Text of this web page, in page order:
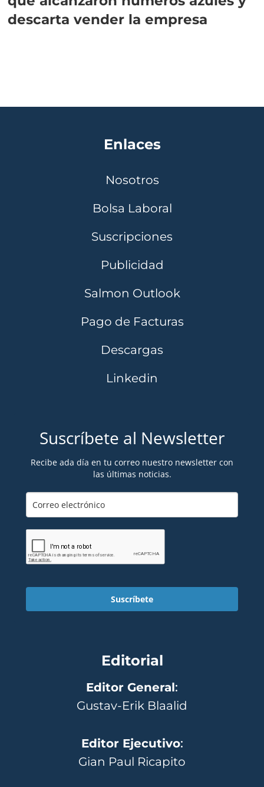
descarta vender la empresa
Enlaces
Nosotros
Bolsa Laboral
Suscripciones
Publicidad
Salmon Outlook
Pago de Facturas
Descargas
Linkedin
Suscríbete al Newsletter
Recibe ada día en tu correo nuestro newsletter con
las últimas noticias.
Suscríbete
Editorial
Editor General:
Gustav-Erik Blaalid
Editor Ejecutivo:
Gian Paul Ricapito